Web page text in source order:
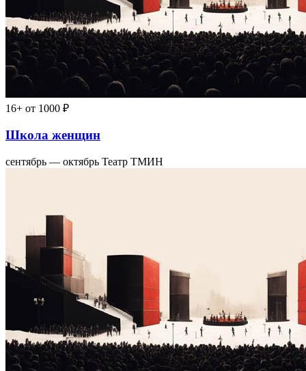
16+ от 1000 ₽
Школа женщин
сентябрь — октябрь Театр ТМИН